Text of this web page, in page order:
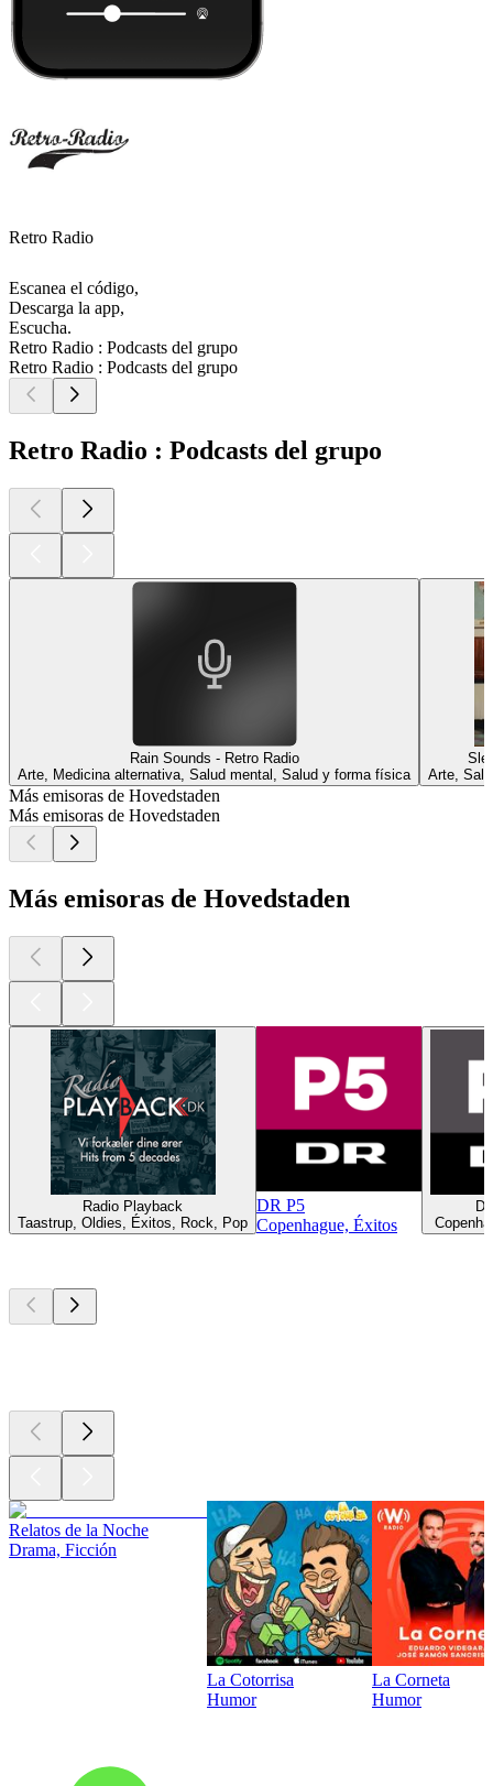
Retro Radio
Escanea el código,
Descarga la app,
Escucha.
Retro Radio : Podcasts del grupo
Retro Radio : Podcasts del grupo
Retro Radio : Podcasts del grupo
Rain Sounds - Retro Radio
Arte, Medicina alternativa, Salud mental, Salud y forma física
Arte,
Más emisoras de Hovedstaden
Más emisoras de Hovedstaden
Más emisoras de Hovedstaden
Radio Playback
Taastrup, Oldies, Éxitos, Rock, Pop
DR P5
Copenhague, Éxitos
Relatos de la Noche
Drama, Ficción
La Cotorrisa
Humor
La Corneta
Humor